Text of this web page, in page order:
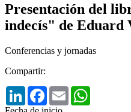
Presentación del
indecís" de Eduard
Conferencias y jornadas
Compartir:
LinkedInFacebook
Email